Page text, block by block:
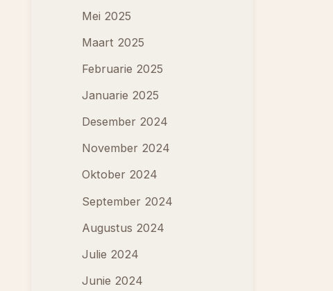
Mei 2025
Maart 2025
Februarie 2025
Januarie 2025
Desember 2024
November 2024
Oktober 2024
September 2024
Augustus 2024
Julie 2024
Junie 2024